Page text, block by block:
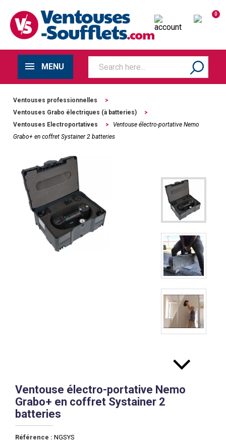
0
MENU
Ventouses professionnelles
>
Ventouses Grabo électriques (à batteries)
>
Ventouses Electroportatives
>
Ventouse électro-portative Nemo
Grabo+ en coffret Systainer 2 batteries
Ventouse électro-portative Nemo
Grabo+ en coffret Systainer 2
batteries
Référence : NGSYS